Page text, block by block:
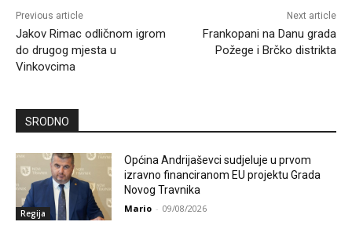
Previous article
Jakov Rimac odličnom igrom
do drugog mjesta u
Vinkovcima
Next article
Frankopani na Danu grada
Požege i Brčko distrikta
SRODNO
Regija
Općina Andrijaševci sudjeluje u prvom
izravno financiranom EU projektu Grada
Novog Travnika
Mario - 09/08/2026